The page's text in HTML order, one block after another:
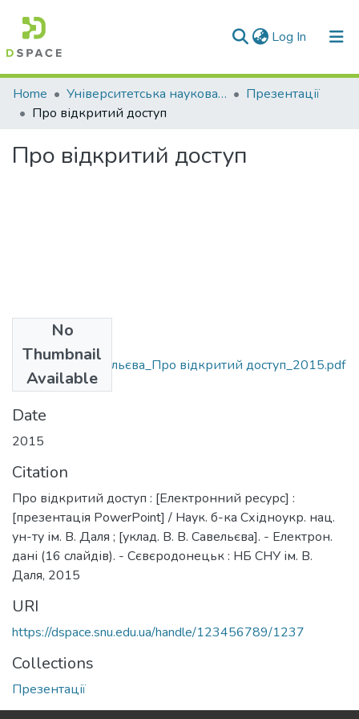
Log In (current)
Communities & Collections
All of DSpace
Statistics
Home Університетська наукова бібліотека
Презентації
Про відкритий доступ
Про відкритий доступ
No
Thumbnail
Available
Єпіфанова_Савельєва_Про відкритий доступ_2015.pdf
(1.53 MB)
Date
2015
Citation
Про відкритий доступ : [Електронний ресурс] :
[презентація PowerPoint] / Наук. б-ка Східноукр. нац.
ун-ту ім. В. Даля ; [уклад. В. В. Савельєва]. - Електрон.
дані (16 слайдів). - Сєвєродонецьк : НБ СНУ ім. В.
Даля, 2015
URI
https://dspace.snu.edu.ua/handle/123456789/1237
Collections
Презентації